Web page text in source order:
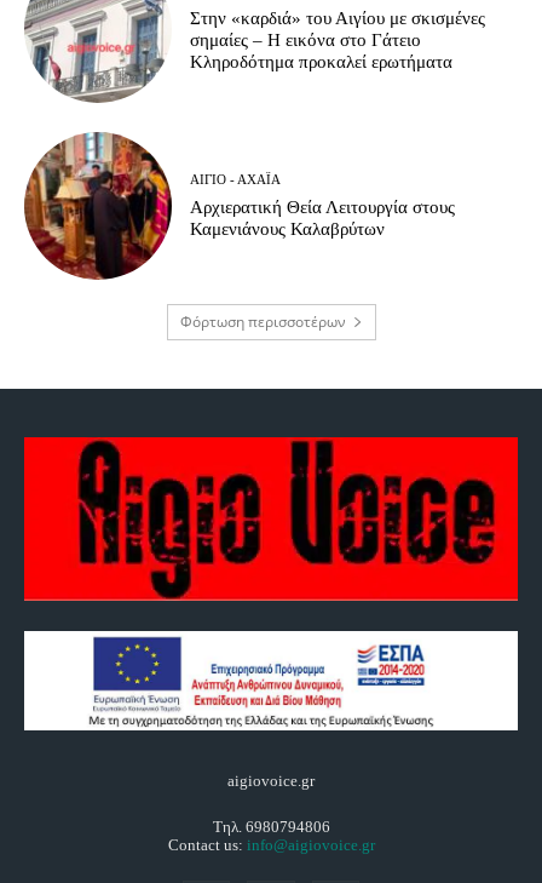
Στην «καρδιά» του Αιγίου με σκισμένες
σημαίες – Η εικόνα στο Γάτειο
Κληροδότημα προκαλεί ερωτήματα
ΑΊΓΙΟ - ΑΧΑΪ́Α
Αρχιερατική Θεία Λειτουργία στους
Καμενιάνους Καλαβρύτων
Φόρτωση περισσοτέρων
aigiovoice.gr
Τηλ. 6980794806
Contact us: info@aigiovoice.gr